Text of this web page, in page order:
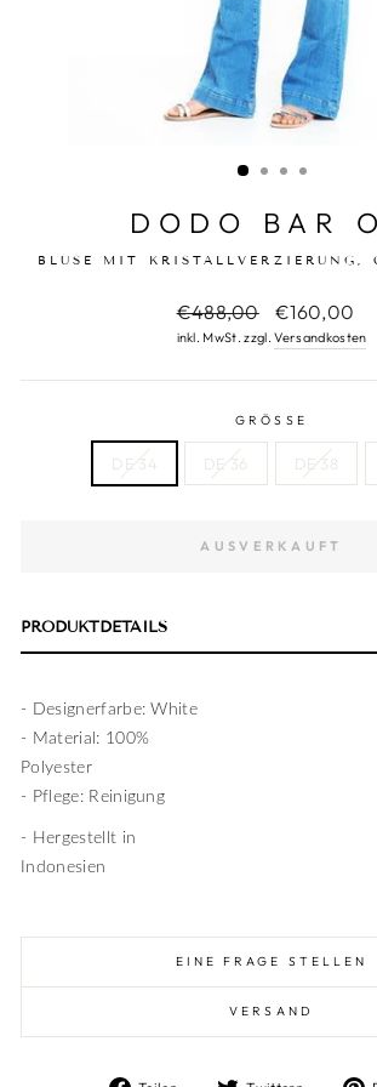
DODO BAR
BLUSE MIT KRISTALLVERZIERUNG,
Normaler
Preis
€488,00 Sonderpreis
€160,00
inkl. MwSt. zzgl.Versandkosten
GRÖSSE
DE 34 DE 36 DE 38
AUSVERKAUFT
PRODUKTDETAILS
- Designerfarbe: White
- Material: 100%
Polyester
- Pflege: Reinigung
- Hergestellt in
Indonesien
EINE FRAGE STELLEN
VERSAND